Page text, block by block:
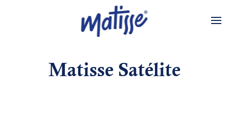
Skip to main content
Matisse Satélite